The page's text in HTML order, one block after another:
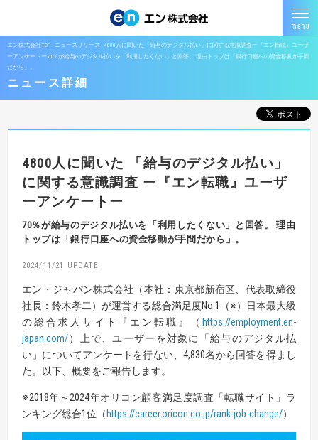
エン株式会社TOP ニュースリリース
4800人に聞いた「給与のデジタル払い」に関する意識調査ー『エン転職』ユーザ
ーアンケートー70％が給与のデジタル払いを「利用したくない」と回答。 理由トップは「銀行口座への資金移動が手間
だから」。
ニュース詳細
4800人に聞いた
「給与のデジタル払い」
に関する意識調査 ー『エン転職』ユーザ
ーアンケートー
70％が給与のデジタル払いを「利用したくない」と回答。理由
トップは「銀行口座への資金移動が手間だから」。
2024/11/21
エン・ジャパン株式会社（本社：東京都新宿区、代表取締役
社長：鈴木孝二）が運営する総合満足度No.1（※）日本最大級
の総合求人サイト『エン転職』（ https://employment.en-
japan.com/）上で、ユーザーを対象に「給与のデジタル払
い」についてアンケートを行ない、4,830名から回答を得まし
た。以下、概要をご報告します。
※2018年～2024年オリコン顧客満足度調査「転職サイト」ラ
ンキング総合1位（ https://career.oricon.co.jp/rank-job-change/）